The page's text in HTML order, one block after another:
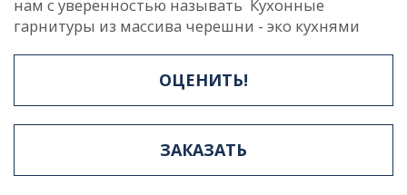
нам с уверенностью называть Кухонные
гарнитуры из массива черешни - эко кухнями
ОЦЕНИТЬ!
ЗАКАЗАТЬ